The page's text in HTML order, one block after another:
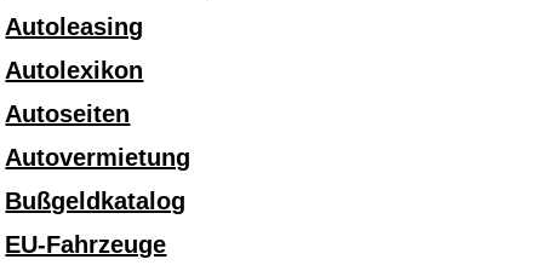
Autoleasing
Autolexikon
Autoseiten
Autovermietung
Bußgeldkatalog
EU-Fahrzeuge